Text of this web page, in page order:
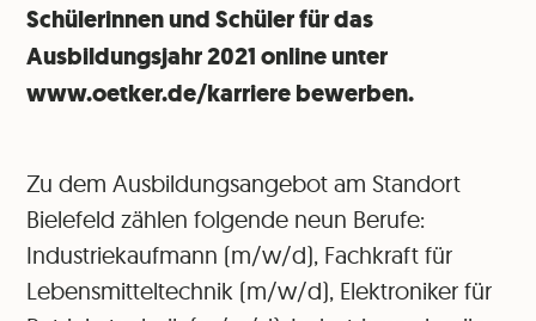
Schülerinnen und Schüler für das
Ausbildungsjahr 2021 online unter
www.oetker.de/karriere bewerben.
Zu dem Ausbildungsangebot am Standort
Bielefeld zählen folgende neun Berufe:
Industriekaufmann (m/w/d), Fachkraft für
Lebensmitteltechnik (m/w/d), Elektroniker für